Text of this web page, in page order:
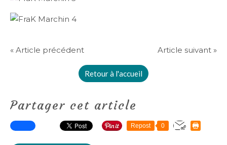
« Article précédent Article suivant »
Retour à l'accueil
Partager cet article
Repost 0